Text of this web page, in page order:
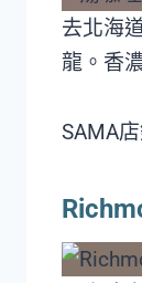
去北海
龍。香
SAMA